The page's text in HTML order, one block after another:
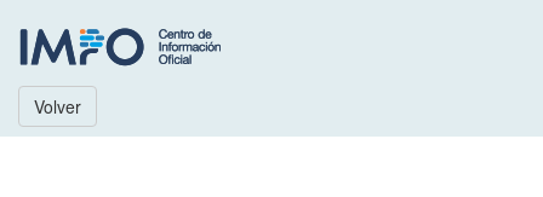
Volver